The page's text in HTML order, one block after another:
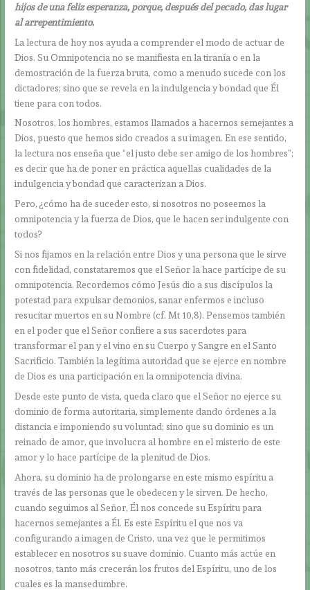
hijos de una feliz esperanza, porque, después del pecado, das lugar
al arrepentimiento.
La lectura de hoy nos ayuda a comprender el modo de actuar de
Dios. Su Omnipotencia no se manifiesta en la tiranía o en la
demostración de la fuerza bruta, como a menudo sucede con los
dictadores; sino que se revela en la indulgencia y bondad que Él
tiene para con todos.
Nosotros, los hombres, estamos llamados a hacernos semejantes a
Dios, puesto que hemos sido creados a su imagen. En ese sentido,
la lectura nos enseña que “el justo debe ser amigo de los hombres”;
es decir que ha de poner en práctica aquellas cualidades de la
indulgencia y bondad que caracterizan a Dios.
Pero, ¿cómo ha de suceder esto, si nosotros no poseemos la
omnipotencia y la fuerza de Dios, que le hacen ser indulgente con
todos?
Si nos fijamos en la relación entre Dios y una persona que le sirve
con fidelidad, constataremos que el Señor la hace partícipe de su
omnipotencia. Recordemos cómo Jesús dio a sus discípulos la
potestad para expulsar demonios, sanar enfermos e incluso
resucitar muertos en su Nombre (cf. Mt 10,8). Pensemos también
en el poder que el Señor confiere a sus sacerdotes para
transformar el pan y el vino en su Cuerpo y Sangre en el Santo
Sacrificio. También la legítima autoridad que se ejerce en nombre
de Dios es una participación en la omnipotencia divina.
Desde este punto de vista, queda claro que el Señor no ejerce su
dominio de forma autoritaria, simplemente dando órdenes a la
distancia e imponiendo su voluntad; sino que su dominio es un
reinado de amor, que involucra al hombre en el misterio de este
amor y lo hace partícipe de la plenitud de Dios.
Ahora, su dominio ha de prolongarse en este mismo espíritu a
través de las personas que le obedecen y le sirven. De hecho,
cuando seguimos al Señor, Él nos concede su Espíritu para
hacernos semejantes a Él. Es este Espíritu el que nos va
configurando a imagen de Cristo, una vez que le permitimos
establecer en nosotros su suave dominio. Cuanto más actúe en
nosotros, tanto más crecerán los frutos del Espíritu, uno de los
cuales es la mansedumbre.